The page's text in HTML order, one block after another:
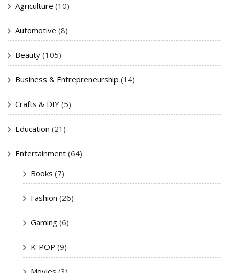
Agriculture (10)
Automotive (8)
Beauty (105)
Business & Entrepreneurship (14)
Crafts & DIY (5)
Education (21)
Entertainment (64)
Books (7)
Fashion (26)
Gaming (6)
K-POP (9)